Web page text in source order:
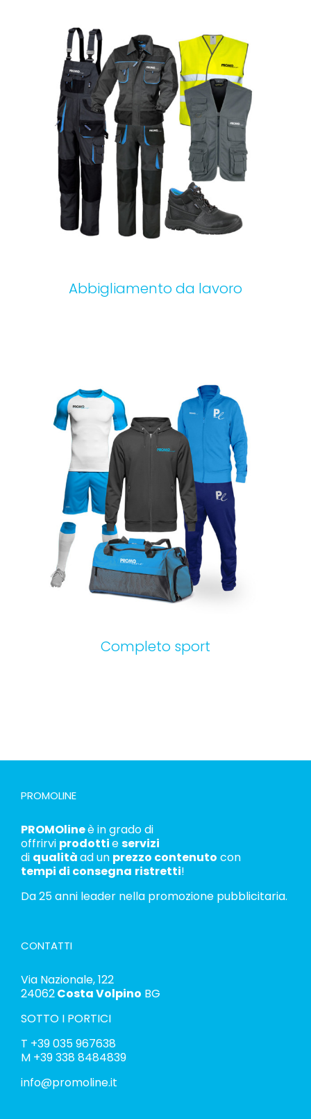
Abbigliamento da lavoro
Completo sport
Completo sport
PROMOLINE
PROMOlineè in grado di
offrirvi prodottieservizi
di qualitàad un prezzo contenuto con
tempi di consegna ristretti!
Da 25 anni leader nella promozione pubblicitaria.
CONTATTI
Via Nazionale, 122
24062Costa Volpino BG
SOTTO I PORTICI
T +39 035 967638
M +39 338 8484839
info@promoline.it